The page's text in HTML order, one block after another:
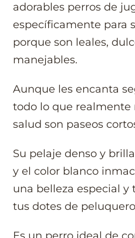
adorables perros de
específicamente para
porque son leales,
manejables.
Aunque les encanta
todo lo que realmente
salud son paseos
Su pelaje denso y
y el color blanco
una belleza especial
tus dotes de